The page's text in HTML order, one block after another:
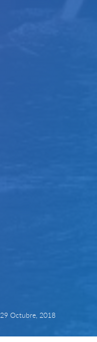
29 Octubre, 2018